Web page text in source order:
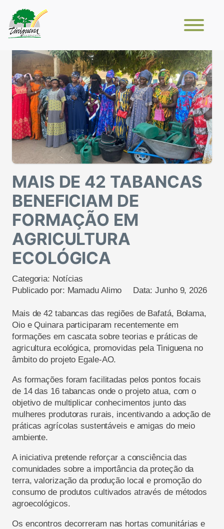
MAIS DE 42 TABANCAS
BENEFICIAM DE
FORMAÇÃO EM
AGRICULTURA
ECOLÓGICA
Categoria: Notícias
Publicado por: Mamadu Alimo Data:Junho 9, 2026
Mais de 42 tabancas das regiões de Bafatá, Bolama,
Oio e Quinara participaram recentemente em
formações em cascata sobre teorias e práticas de
agricultura ecológica, promovidas pela Tiniguena no
âmbito do projeto Egale-AO.
As formações foram facilitadas pelos pontos focais
de 14 das 16 tabancas onde o projeto atua, com o
objetivo de multiplicar conhecimentos junto das
mulheres produtoras rurais, incentivando a adoção de
práticas agrícolas sustentáveis e amigas do meio
ambiente.
A iniciativa pretende reforçar a consciência das
comunidades sobre a importância da proteção da
terra, valorização da produção local e promoção do
consumo de produtos cultivados através de métodos
agroecológicos.
Os encontros decorreram nas hortas comunitárias e